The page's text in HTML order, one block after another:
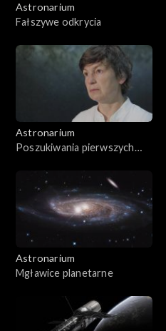
Astronarium
Fałszywe odkrycia
Astronarium
Poszukiwania pierwszych
Astronarium
Mgławice planetarne